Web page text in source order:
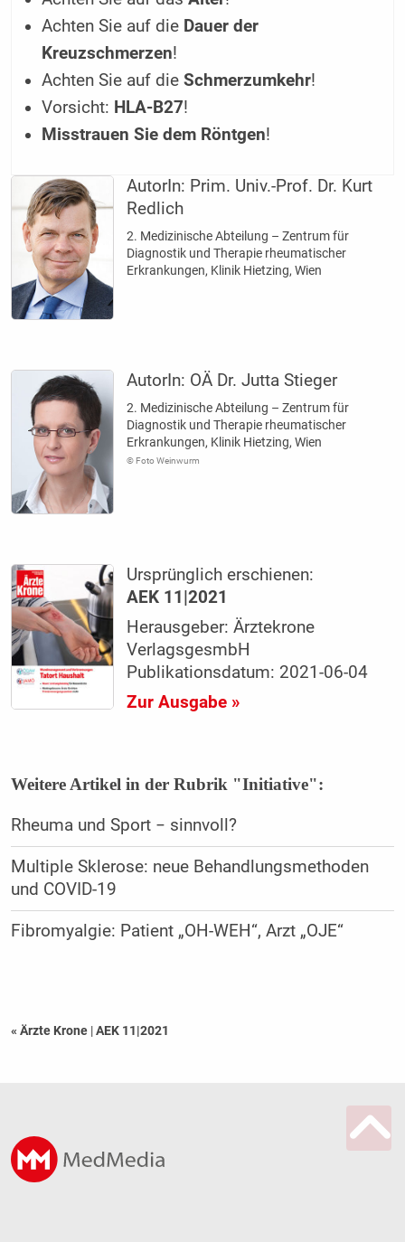
Achten Sie auf die Dauer der
Kreuzschmerzen!
Achten Sie auf dieSchmerzumkehr!
Vorsicht: HLA-B27!
Misstrauen Sie dem Röntgen!
AutorIn: Prim. Univ.-Prof. Dr. Kurt
Redlich
2. Medizinische Abteilung – Zentrum für
Diagnostik und Therapie rheumatischer
Erkrankungen, Klinik Hietzing, Wien
AutorIn: OÄ Dr. Jutta Stieger
2. Medizinische Abteilung – Zentrum für
Diagnostik und Therapie rheumatischer
Erkrankungen, Klinik Hietzing, Wien
© Foto Weinwurm
Ursprünglich erschienen:
AEK 11|2021
Herausgeber: Ärztekrone
VerlagsgesmbH
Publikationsdatum: 2021-06-04
Zur Ausgabe »
Weitere Artikel in der Rubrik "Initiative":
Rheuma und Sport − sinnvoll?
Multiple Sklerose: neue Behandlungsmethoden
und COVID-19
Fibromyalgie: Patient „OH-WEH“, Arzt „OJE“
« Ärzte Krone |AEK 11|2021